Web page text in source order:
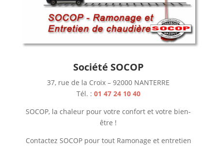
Société SOCOP
37, rue de la Croix – 92000 NANTERRE
Tél. : 01 47 24 10 40
SOCOP, la chaleur pour votre confort et votre bien-
être !
Contactez SOCOP pour tout Ramonage et entretien